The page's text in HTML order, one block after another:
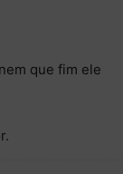
que fim ele